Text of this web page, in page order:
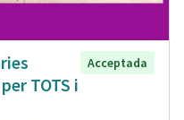
TOTS i
Acceptada